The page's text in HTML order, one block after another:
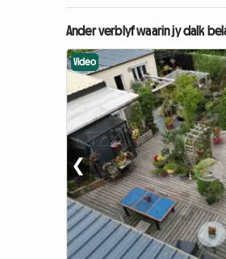
Ander verblyf waarin jy dalk
Video
❮